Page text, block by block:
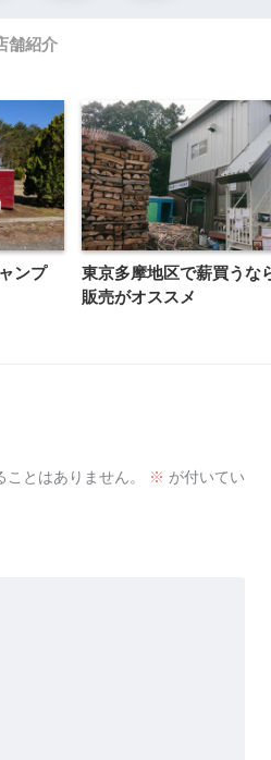
舗紹介
ンプ
東京多摩地区で薪買うな
販売がオススメ
とはありません。 ※ が付いてい